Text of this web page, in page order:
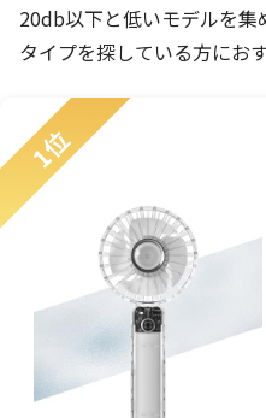
20db以下と低いモデルを集
タイプを探している方にお
1位